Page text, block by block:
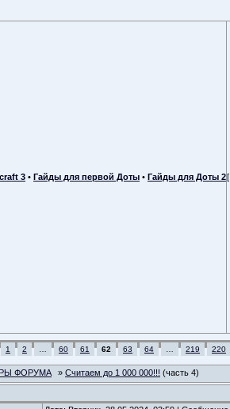
3 • Гайды для первой Доты • Гайды для Доты 2
1 2 60 61 62 63 64 219 220
ФОРУМА » Считаем до 1 000 000!!! (часть 4)